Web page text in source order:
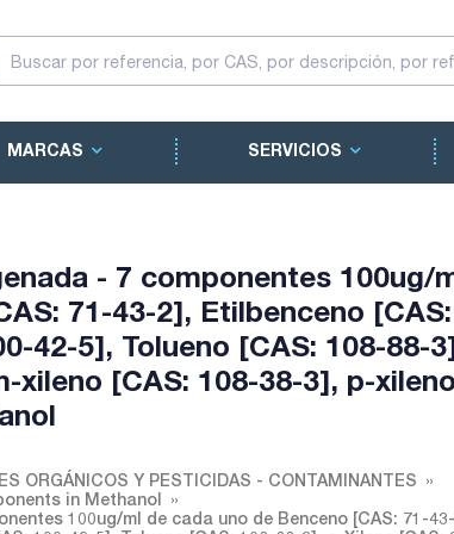
MARCAS SERVICIOS
- 7 componentes 100ug/
71-43-2], Etilbenceno
42-5], Tolueno [CAS: 108-88-
xileno [CAS: 108-38-3], p-xileno
ORGÁNICOS Y PESTICIDAS - CONTAMINANTES
in Methanol
100ug/ml de cada uno de Benceno [CAS: 71-